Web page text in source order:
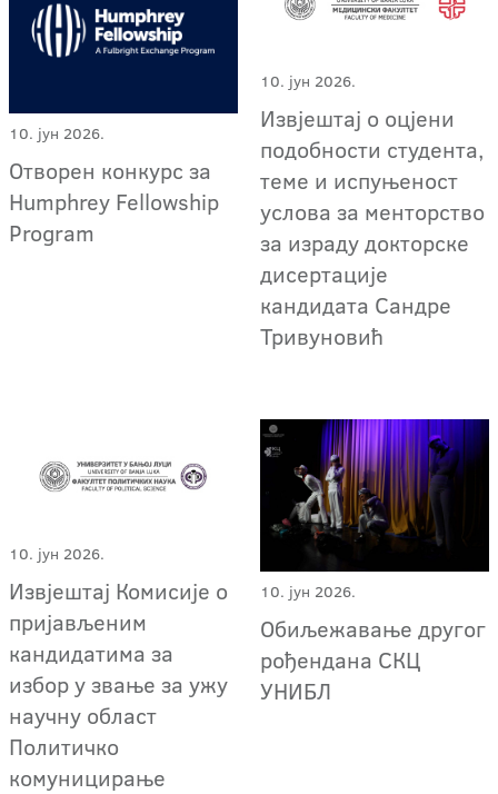
10. јун 2026.
Отворен конкурс за
Humphrey Fellowship
Program
10. јун 2026.
Извјештај о оцјени
подобности студента,
теме и испуњеност
услова за менторство
за израду докторске
дисертације
кандидата Сандре
Тривуновић
10. јун 2026.
Извјештај Комисије о
пријављеним
кандидатима за
избор у звање за ужу
научну област
Политичко
комуницирање
10. јун 2026.
Обиљежавање другог
рођендана СКЦ
УНИБЛ